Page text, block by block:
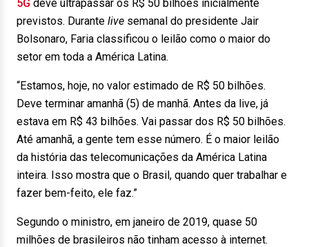
5G deve ultrapassar os R$ 50 bilhões inicialmente
previstos. Durante live semanal do presidente Jair
Bolsonaro, Faria classificou o leilão como o maior do
setor em toda a América Latina.
“Estamos, hoje, no valor estimado de R$ 50 bilhões.
Deve terminar amanhã (5) de manhã. Antes da live, já
estava em R$ 43 bilhões. Vai passar dos R$ 50 bilhões.
Até amanhã, a gente tem esse número. É o maior leilão
da história das telecomunicações da América Latina
inteira. Isso mostra que o Brasil, quando quer trabalhar e
fazer bem-feito, ele faz.”
Segundo o ministro, em janeiro de 2019, quase 50
milhões de brasileiros não tinham acesso à internet.